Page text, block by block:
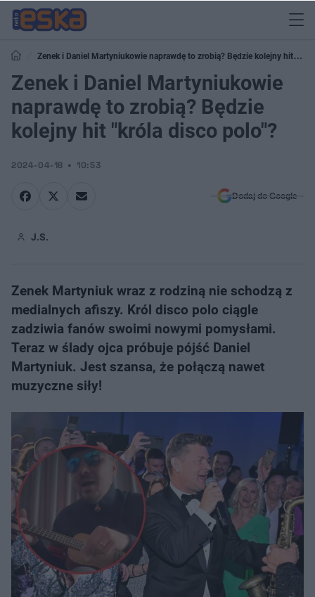
Zenek i Daniel Martyniukowie naprawdę to zrobią? Będzie kolejny hit
"króla disco polo"?
Zenek i Daniel Martyniukowie
naprawdę to zrobią? Będzie
kolejny hit "króla disco polo"?
2024-04-18 10:53
Dodaj do Google
J.S.
Zenek Martyniuk wraz z rodziną nie schodzą z
medialnych afiszy. Król disco polo ciągle
zadziwia fanów swoimi nowymi pomysłami.
Teraz w ślady ojca próbuje pójść Daniel
Martyniuk. Jest szansa, że połączą nawet
muzyczne siły!